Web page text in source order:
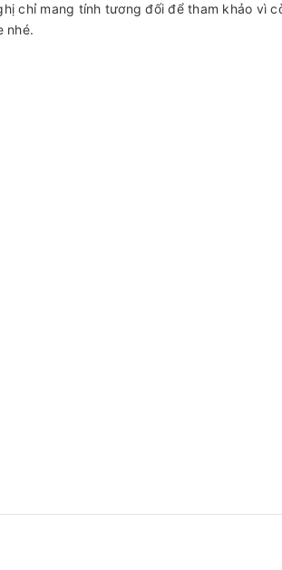
chỉ mang tính tương đối để tham khảo vì
nhé.